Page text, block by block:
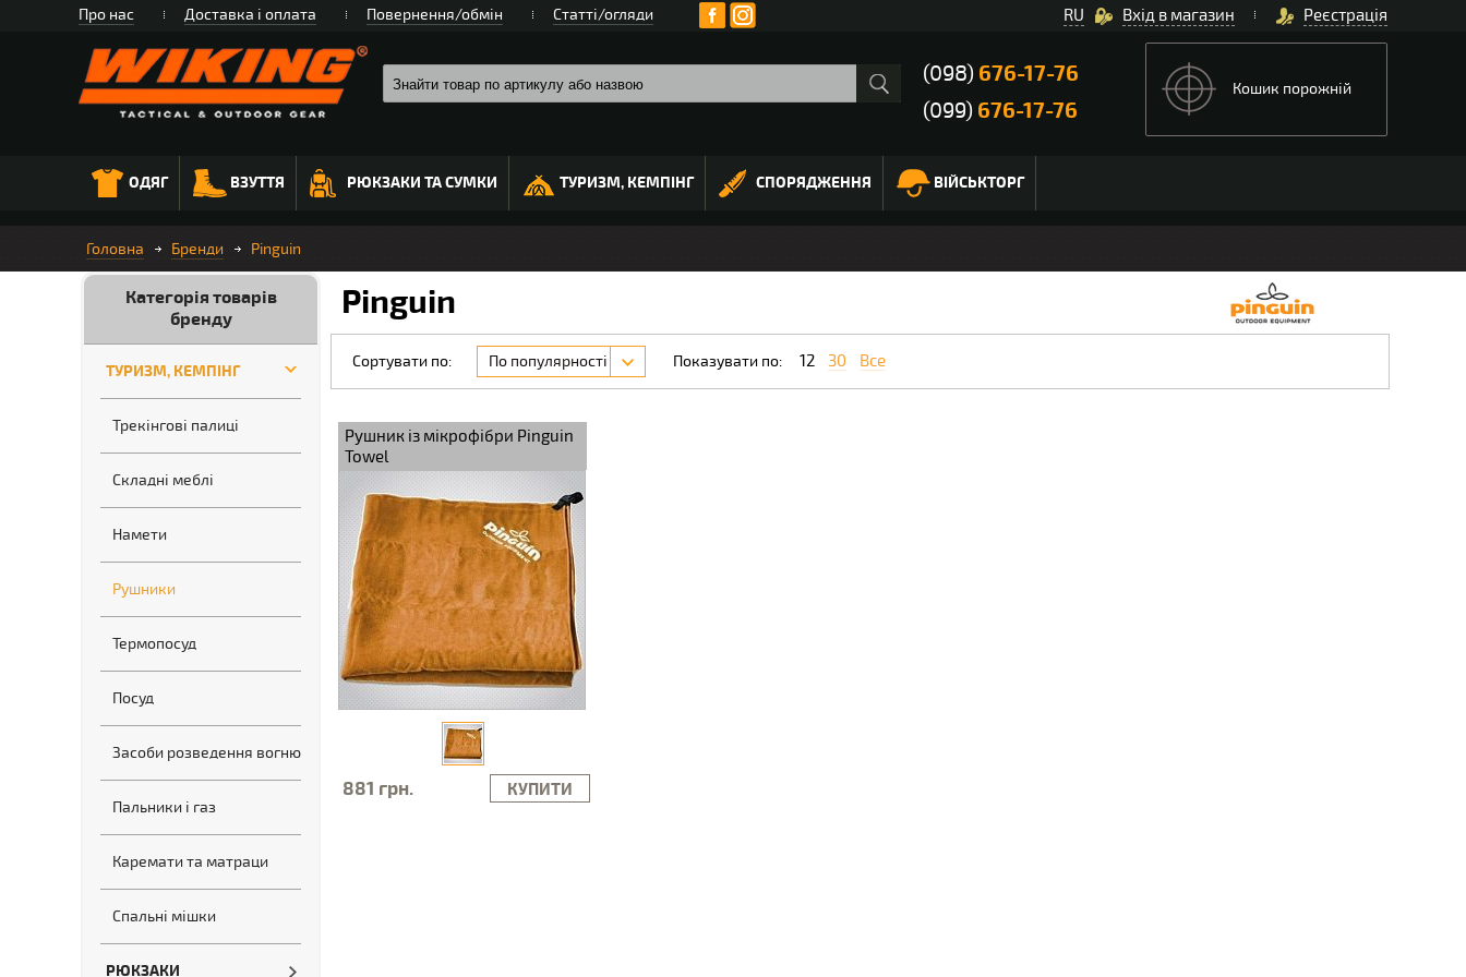
Про нас Доставка і оплата Повернення/обмін Статті/огляди Вхід в магазин Реєстрація
RU
(098) 676-17-76
(099) 676-17-76
Кошик порожній
ОДЯГ ВЗУТТЯ РЮКЗАКИ ТА СУМКИ ТУРИЗМ, КЕМПІНГ СПОРЯДЖЕННЯ ВІЙСЬКТОРГ
Головна Бренди Pinguin
Pinguin
Категорія товарів
бренду
ТУРИЗМ, КЕМПІНГ
Трекінгові палиці
Складні меблі
Намети
Рушники
Термопосуд
Посуд
Засоби розведення вогню
Пальники і газ
Каремати та матраци
Спальні мішки
РЮКЗАКИ
Сортувати по: По популярності Показувати по: 12 30 Все
Рушник із мікрофібри Pinguin
Towel
881 грн. КУПИТИ